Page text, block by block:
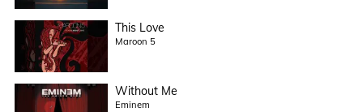
This Love
Maroon 5
Without Me
Eminem